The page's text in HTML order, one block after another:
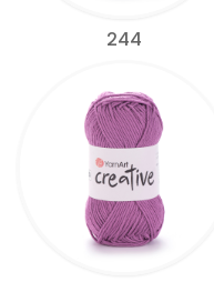
244